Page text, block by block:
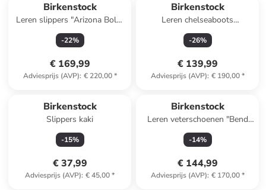
Birkenstock
Leren slippers "Arizona Bold"
zwart
-22%
€ 169,99
Adviesprijs (AVP): € 220,00*
Birkenstock
Leren chelseaboots
"Highwood" bruin - wijdte S
-26%
€ 139,99
Adviesprijs (AVP): € 190,00*
Birkenstock
Slippers kaki
-15%
€ 37,99
Adviesprijs (AVP): € 45,00*
Birkenstock
Leren veterschoenen "Bend
Low Decon" zwart - wijdte N
-14%
€ 144,99
Adviesprijs (AVP): € 170,00*